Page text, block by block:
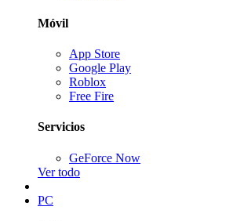
Móvil
App Store
Google Play
Roblox
Free Fire
Servicios
GeForce Now
Ver todo
PC